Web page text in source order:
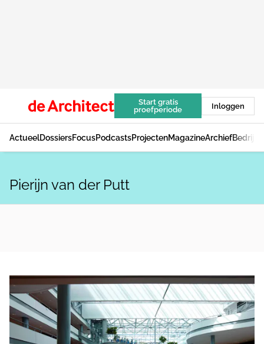
Start gratis
proefperiode
Inloggen
ActueelDossiersFocusPodcastsProjectenMagazineArchief
Pierijn van der Putt